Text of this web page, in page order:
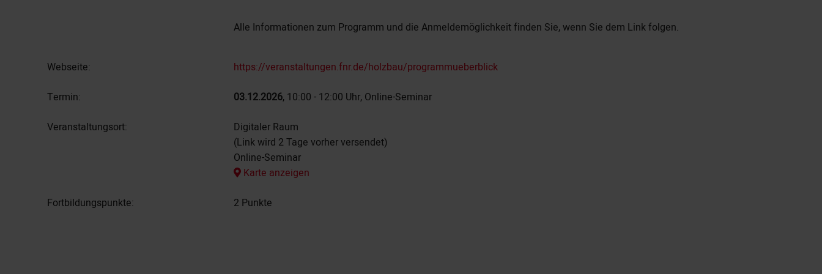
Alle Informationen zum Programm und die Anmeldemöglichkeit finden Sie, wenn Sie dem Link folgen.
Webseite: https://veranstaltungen.fnr.de/holzbau/programmueberblick
Termin: 03.12.2026, 10:00 - 12:00 Uhr, Online-Seminar
Veranstaltungsort:
Digitaler Raum
(Link wird 2 Tage vorher versendet)
Online-Seminar
Karte anzeigen
Fortbildungspunkte: 2 Punkte